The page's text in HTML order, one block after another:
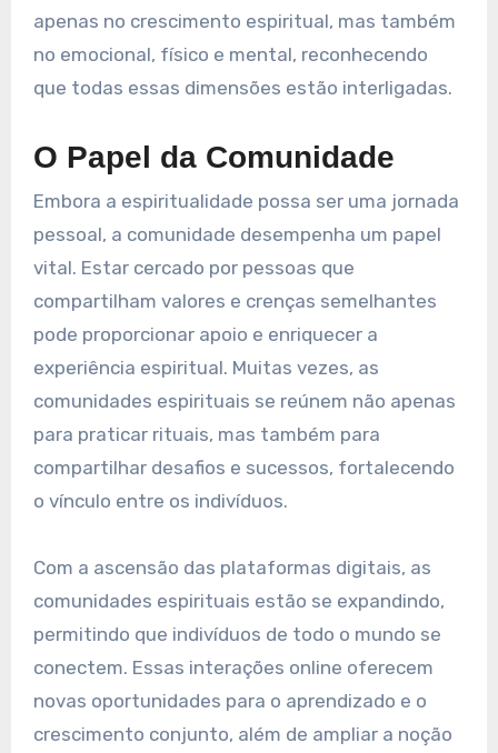
apenas no crescimento espiritual, mas também
no emocional, físico e mental, reconhecendo
que todas essas dimensões estão interligadas.
O Papel da Comunidade
Embora a espiritualidade possa ser uma jornada
pessoal, a comunidade desempenha um papel
vital. Estar cercado por pessoas que
compartilham valores e crenças semelhantes
pode proporcionar apoio e enriquecer a
experiência espiritual. Muitas vezes, as
comunidades espirituais se reúnem não apenas
para praticar rituais, mas também para
compartilhar desafios e sucessos, fortalecendo
o vínculo entre os indivíduos.
Com a ascensão das plataformas digitais, as
comunidades espirituais estão se expandindo,
permitindo que indivíduos de todo o mundo se
conectem. Essas interações online oferecem
novas oportunidades para o aprendizado e o
crescimento conjunto, além de ampliar a noção